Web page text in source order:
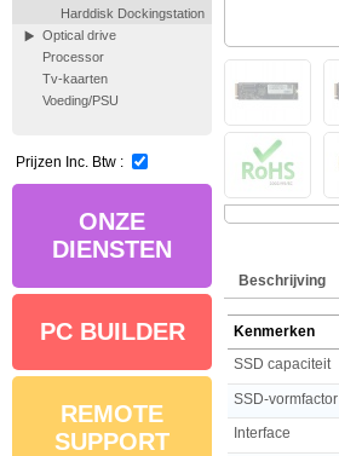
Harddisk Dockingstation
Optical drive
Processor
Tv-kaarten
Voeding/PSU
Prijzen Inc. Btw :
ONZE
DIENSTEN
PC BUILDER
REMOTE
SUPPORT
Beschrijving
Kenmerken
SSD capaciteit
SSD-vormfactor
Interface